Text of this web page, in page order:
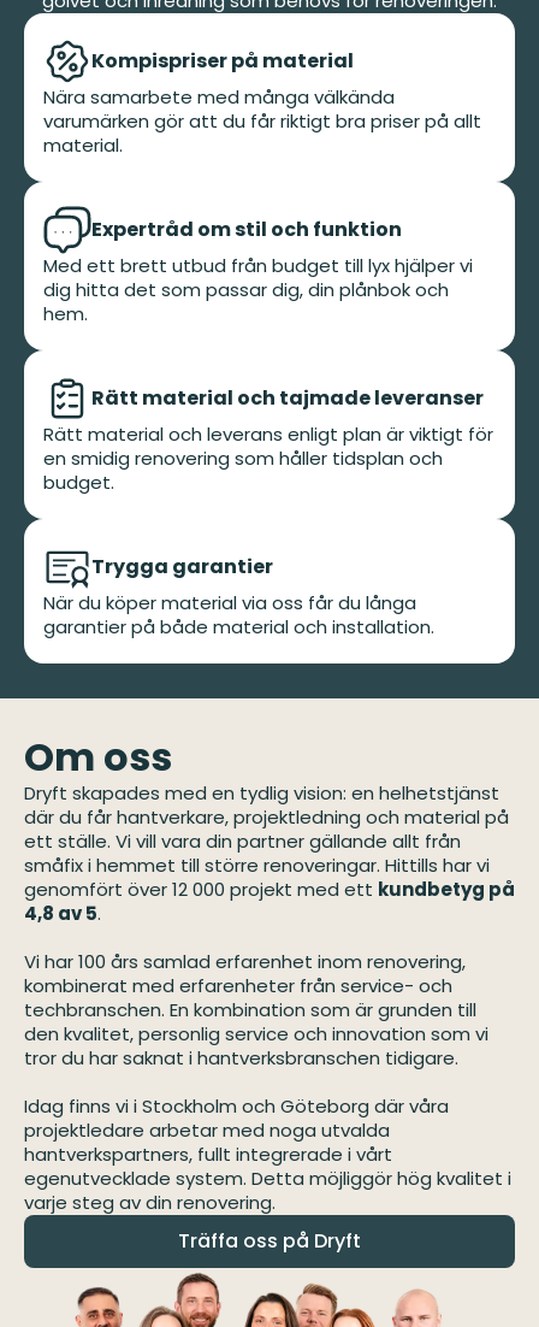
Kompispriser på material
Nära samarbete med många välkända
varumärken gör att du får riktigt bra priser på allt
material.
Expertråd om stil och funktion
Med ett brett utbud från budget till lyx hjälper vi
dig hitta det som passar dig, din plånbok och
hem.
Rätt material och tajmade leveranser
Rätt material och leverans enligt plan är viktigt för
en smidig renovering som håller tidsplan och
budget.
Trygga garantier
När du köper material via oss får du långa
garantier på både material och installation.
Om oss
Dryft skapades med en tydlig vision: en helhetstjänst
där du får hantverkare, projektledning och material på
ett ställe. Vi vill vara din partner gällande allt från
småfix i hemmet till större renoveringar. Hittills har vi
genomfört över 12 000 projekt med ett kundbetyg på
4,8 av 5.
Vi har 100 års samlad erfarenhet inom renovering,
kombinerat med erfarenheter från service- och
techbranschen. En kombination som är grunden till
den kvalitet, personlig service och innovation som vi
tror du har saknat i hantverksbranschen tidigare.
Idag finns vi i Stockholm och Göteborg där våra
projektledare arbetar med noga utvalda
hantverkspartners, fullt integrerade i vårt
egenutvecklade system. Detta möjliggör hög kvalitet i
varje steg av din renovering.
Träffa oss på Dryft